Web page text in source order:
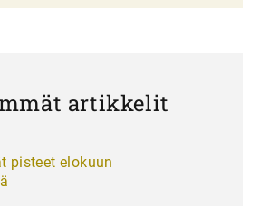
artikkelit
pisteet elokuun